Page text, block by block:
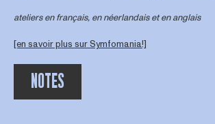
NOTES
ateliers en français, en néerlandais et en anglais
[en savoir plus sur Symfomania!]